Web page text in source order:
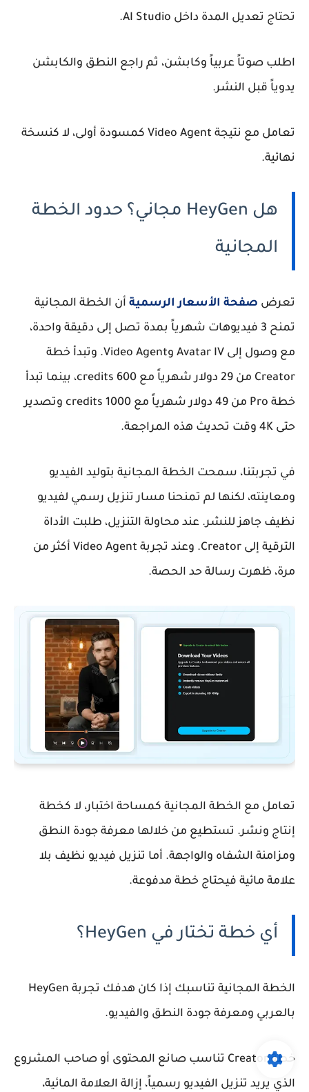
تحتاج تعديل المدة داخل AI Studio.
اطلب صوتاً عربياً وكابشن، ثم راجع النطق والكابشن
يدوياً قبل النشر.
تعامل مع نتيجة Video Agent كمسودة أولى، لا كنسخة
نهائية.
هل HeyGen مجاني؟ حدود الخطة
المجانية
تعرض صفحة الأسعار الرسمية أن الخطة المجانية
تمنح 3 فيديوهات شهرياً بمدة تصل إلى دقيقة واحدة،
مع وصول إلى Avatar IV وVideo Agent. وتبدأ خطة
Creator من 29 دولار شهرياً مع 600 credits، بينما تبدأ
خطة Pro من 49 دولار شهرياً مع 1000 credits وتصدير
حتى 4K وقت تحديث هذه المراجعة.
في تجربتنا، سمحت الخطة المجانية بتوليد الفيديو
ومعاينته، لكنها لم تمنحنا مسار تنزيل رسمي لفيديو
نظيف جاهز للنشر. عند محاولة التنزيل، طلبت الأداة
الترقية إلى Creator. وعند تجربة Video Agent أكثر من
مرة، ظهرت رسالة حد الحصة.
تعامل مع الخطة المجانية كمساحة اختبار، لا كخطة
إنتاج ونشر. تستطيع من خلالها معرفة جودة النطق
ومزامنة الشفاه والواجهة. أما تنزيل فيديو نظيف بلا
علامة مائية فيحتاج خطة مدفوعة.
أي خطة تختار في HeyGen؟
الخطة المجانية تناسبك إذا كان هدفك تجربة HeyGen
بالعربي ومعرفة جودة النطق والفيديو.
خطة Creator تناسب صانع المحتوى أو صاحب المشروع
الذي يريد تنزيل الفيديو رسمياً، إزالة العلامة المائية،